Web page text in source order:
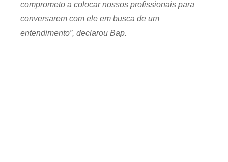
comprometo a colocar nossos profissionais para
conversarem com ele em busca de um
entendimento”, declarou Bap.